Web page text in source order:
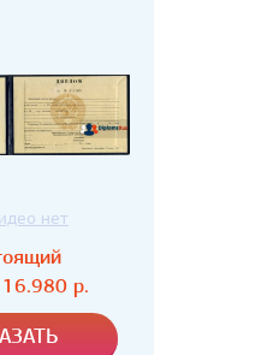
нет
16.980р.